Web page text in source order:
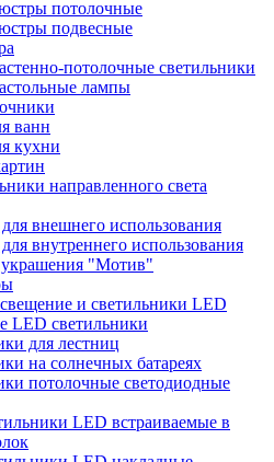
потолочные
подвесные
потолочные светильники
лампы
ванн
кухни
направленного света
внешнего использования
внутреннего использования
"Мотив"
и светильники LED
LED светильники
для лестниц
на солнечных батареях
потолочные светодиодные
LED встраиваемые в